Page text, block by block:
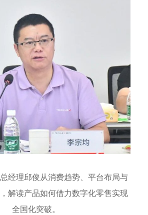
经理邱俊从消费趋势、平台布局与
解读产品如何借力数字化零售实现
全国化突破。